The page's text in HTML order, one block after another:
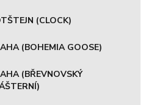
(CLOCK)
(BOHEMIA GOOSE)
(BŘEVNOVSKÝ